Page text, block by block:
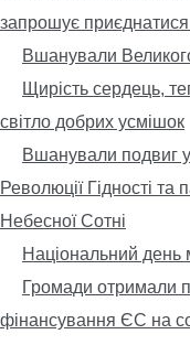
запрошує приєднатися
Вшанували
Щирість сердець,
світло добрих усмішок
Вшанували подвиг
Революції Гідності та
Небесної Сотні
Національний день
Громади отримали
фінансування ЄС на